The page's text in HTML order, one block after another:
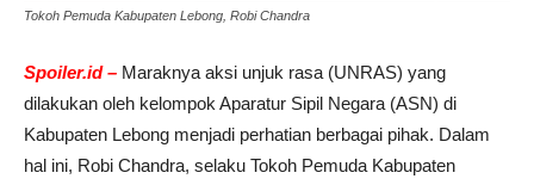
Tokoh Pemuda Kabupaten Lebong, Robi Chandra
Spoiler.id – Maraknya aksi unjuk rasa (UNRAS) yang
dilakukan oleh kelompok Aparatur Sipil Negara (ASN) di
Kabupaten Lebong menjadi perhatian berbagai pihak. Dalam
hal ini, Robi Chandra, selaku Tokoh Pemuda Kabupaten